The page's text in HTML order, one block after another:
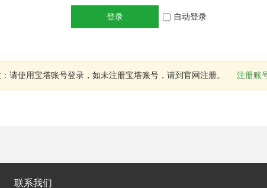
登录 自动登录
请使用宝塔账号登录，如未注册宝塔账号，请到官网注册。 注册账
联系我们